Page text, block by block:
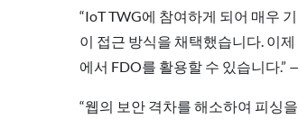
“IoT TWG에 참여하게 되어 매우
이 접근 방식을 채택했습니다. 이
에서 FDO를 활용할 수 있습니다
“웹의 보안 격차를 해소하여 피싱